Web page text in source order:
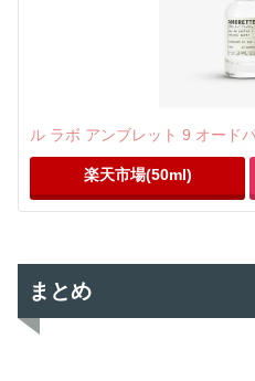
ル ラボ アンブレット 9 オード
楽天市場(50ml)
まとめ